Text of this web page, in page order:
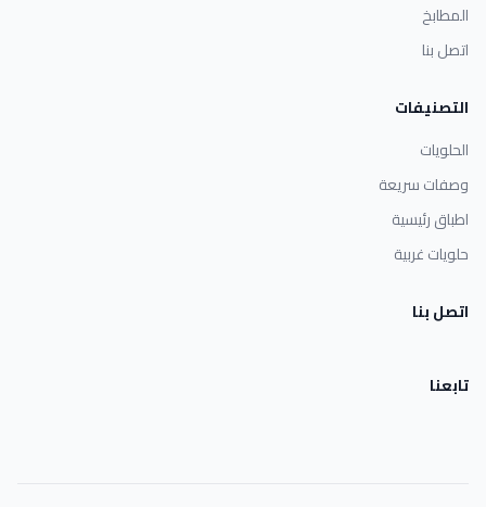
المطابخ
اتصل بنا
التصنيفات
الحلويات
وصفات سريعة
اطباق رئيسية
حلويات غربية
اتصل بنا
تابعنا